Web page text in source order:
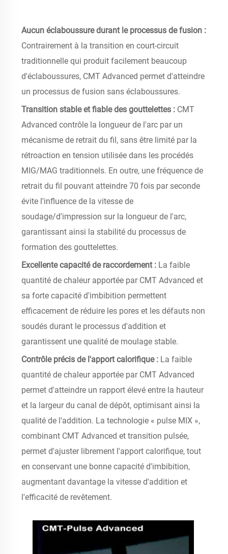
Aucun éclaboussure durant le processus de fusion :
Contrairement à la transition en court-circuit
traditionnelle qui produit facilement beaucoup
d'éclaboussures, CMT Advanced permet d'atteindre
un processus de fusion sans éclaboussures.
Transition stable et fiable des gouttelettes : CMT
Advanced contrôle la longueur de l'arc par un
mécanisme de retrait du fil, sans être limité par la
rétroaction en tension utilisée dans les procédés
MIG/MAG traditionnels. En outre, une fréquence de
retrait du fil pouvant atteindre 70 fois par seconde
évite l'influence de la vitesse de
soudage/d'impression sur la longueur de l'arc,
garantissant ainsi la stabilité du processus de
formation des gouttelettes.
Excellente capacité de raccordement : La faible
quantité de chaleur apportée par CMT Advanced et
sa forte capacité d'imbibition permettent
efficacement de réduire les pores et les défauts non
soudés durant le processus d'addition et
garantissent une qualité de moulage stable.
Contrôle précis de l'apport calorifique : La faible
quantité de chaleur apportée par CMT Advanced
permet d'atteindre un rapport élevé entre la hauteur
et la largeur du canal de dépôt, optimisant ainsi la
qualité de l'addition. La technologie « pulse MIX »,
combinant CMT Advanced et transition pulsée,
permet d'ajuster librement l'apport calorifique, tout
en conservant une bonne capacité d'imbibition,
augmentant davantage la vitesse d'addition et
l'efficacité de revêtement.